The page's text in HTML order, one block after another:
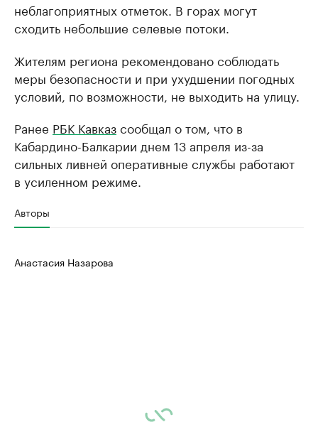
неблагоприятных отметок. В горах могут
сходить небольшие селевые потоки.
Жителям региона рекомендовано соблюдать
меры безопасности и при ухудшении погодных
условий, по возможности, не выходить на улицу.
Ранее РБК Кавказсообщал о том, что в
Кабардино-Балкарии днем 13 апреля из-за
сильных ливней оперативные службы работают
в усиленном режиме.
Авторы
Анастасия Назарова